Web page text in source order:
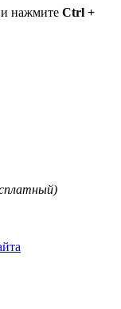
нажмите Ctrl +